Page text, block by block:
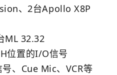
、2台Apollo X8P
ML 32.32
位置的I/O信号
、Cue Mic、VCR等